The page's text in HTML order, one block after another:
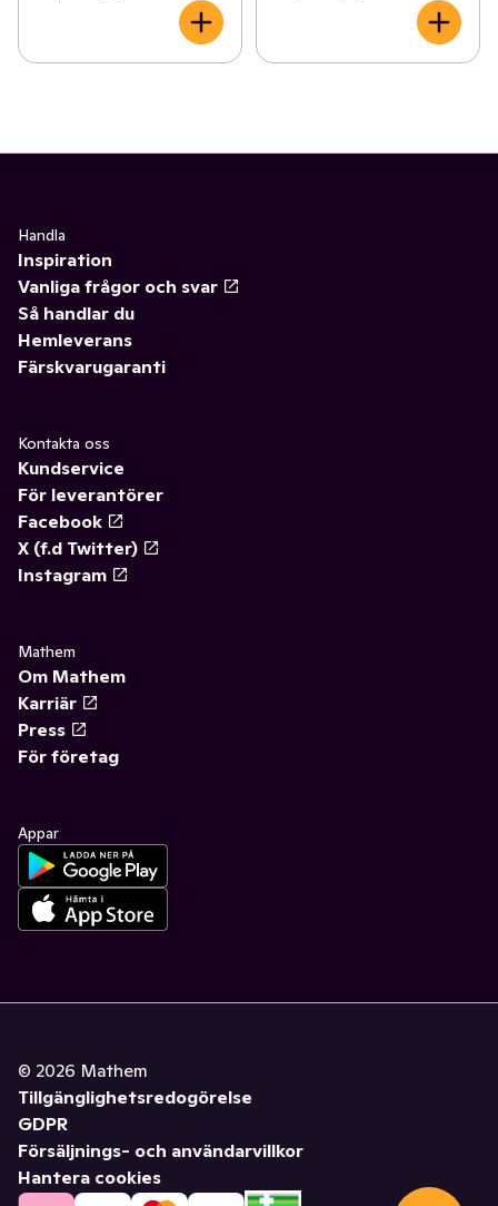
Handla
Inspiration
Vanliga frågor och svar
Så handlar du
Hemleverans
Färskvarugaranti
Kontakta oss
Kundservice
För leverantörer
Facebook
X (f.d Twitter)
Instagram
Mathem
Om Mathem
Karriär
Press
För företag
Appar
© 2026 Mathem
Tillgänglighetsredogörelse
GDPR
Försäljnings- och användarvillkor
Hantera cookies